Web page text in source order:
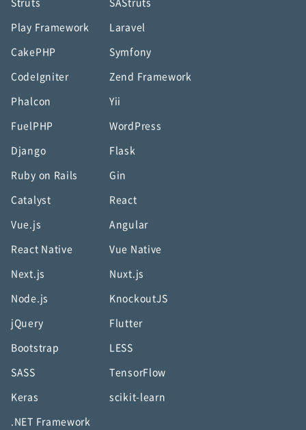
Struts SAStruts
Play Framework Laravel
CakePHP Symfony
CodeIgniter Zend Framework
Phalcon Yii
FuelPHP WordPress
Django Flask
Ruby on Rails Gin
Catalyst React
Vue.js Angular
React Native Vue Native
Next.js Nuxt.js
Node.js KnockoutJS
jQuery Flutter
Bootstrap LESS
SASS TensorFlow
Keras scikit-learn
.NET Framework